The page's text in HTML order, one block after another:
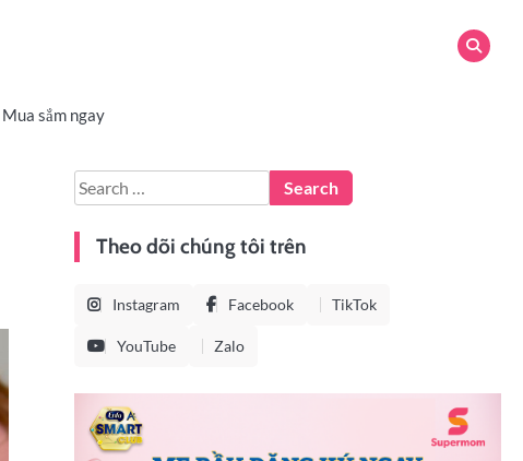
Mua sắm ngay
Theo dõi chúng tôi trên
Instagram Facebook TikTok
YouTube Zalo